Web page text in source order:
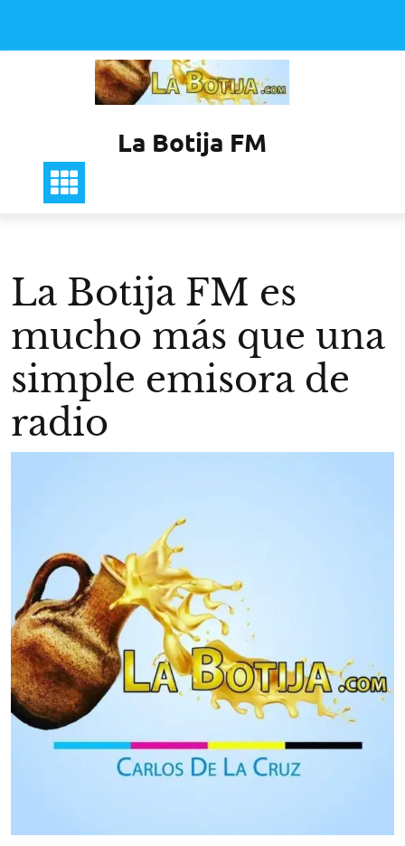
contenido
La Botija FM
La Botija FM es
mucho más que una
simple emisora de
radio